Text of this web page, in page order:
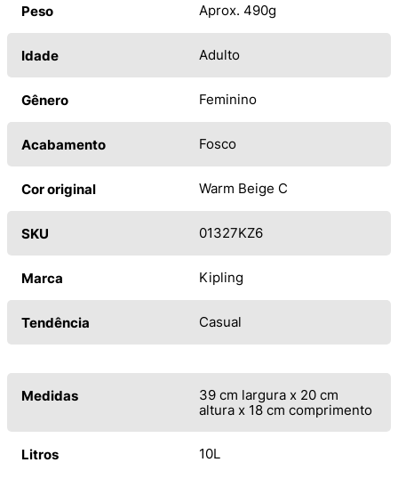
Peso Aprox. 490g
Idade Adulto
Gênero Feminino
Acabamento Fosco
Cor original Warm Beige C
SKU 01327KZ6
Marca Kipling
Tendência Casual
Medidas
39 cm largura x 20 cm
altura x 18 cm comprimento
Litros 10L